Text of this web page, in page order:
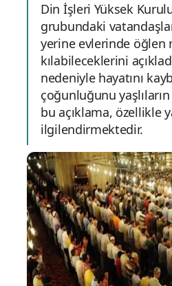
Din İşleri Yüksek
grubundaki
yerine evlerinde öğlen
kılabileceklerini
nedeniyle hayatını
çoğunluğunu
bu açıklama, özellikle
ilgilendirmektedir.